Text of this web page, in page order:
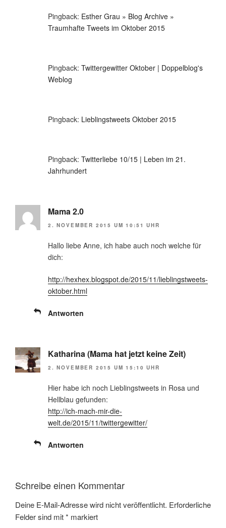
Pingback: Esther Grau » Blog Archive »
Traumhafte Tweets im Oktober 2015
Pingback: Twittergewitter Oktober | Doppelblog's
Weblog
Pingback: Lieblingstweets Oktober 2015
Pingback: Twitterliebe 10/15 | Leben im 21.
Jahrhundert
Mama 2.0
2. NOVEMBER 2015 UM 10:51 UHR
Hallo liebe Anne, ich habe auch noch welche für
dich:
http://hexhex.blogspot.de/2015/11/lieblingstweets-
oktober.html
Antworten
Katharina (Mama hat jetzt keine Zeit)
2. NOVEMBER 2015 UM 15:10 UHR
Hier habe ich noch Lieblingstweets in Rosa und
Hellblau gefunden:
http://ich-mach-mir-die-
welt.de/2015/11/twittergewitter/
Antworten
Schreibe einen Kommentar
Deine E-Mail-Adresse wird nicht veröffentlicht. Erforderliche
Felder sind mit* markiert